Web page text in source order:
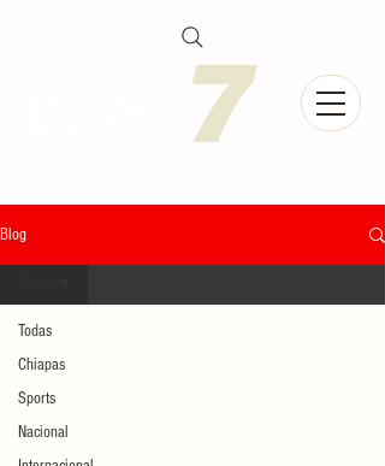
Blog
Todas
Chiapas
Sports
Nacional